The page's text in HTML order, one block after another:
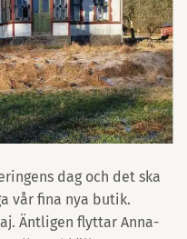
dag och det ska
vår fina nya butik.
Äntligen flyttar Anna-